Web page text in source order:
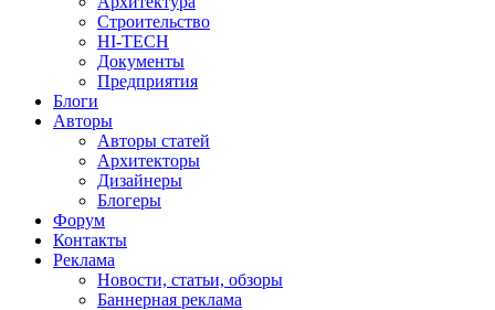
Строительство
HI-TECH
Документы
Предприятия
Блоги
Авторы
Авторы статей
Архитекторы
Дизайнеры
Блогеры
Форум
Контакты
Реклама
Новости, статьи, обзоры
Баннерная реклама